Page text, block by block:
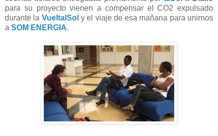
para su proyecto vienen a compensar el CO2 expulsado
durante la VueltalSol y el viaje de esa mañana para unirnos
a SOM ENERGIA.